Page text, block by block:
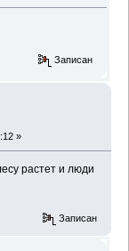
Записан
»
растет и люди
Записан